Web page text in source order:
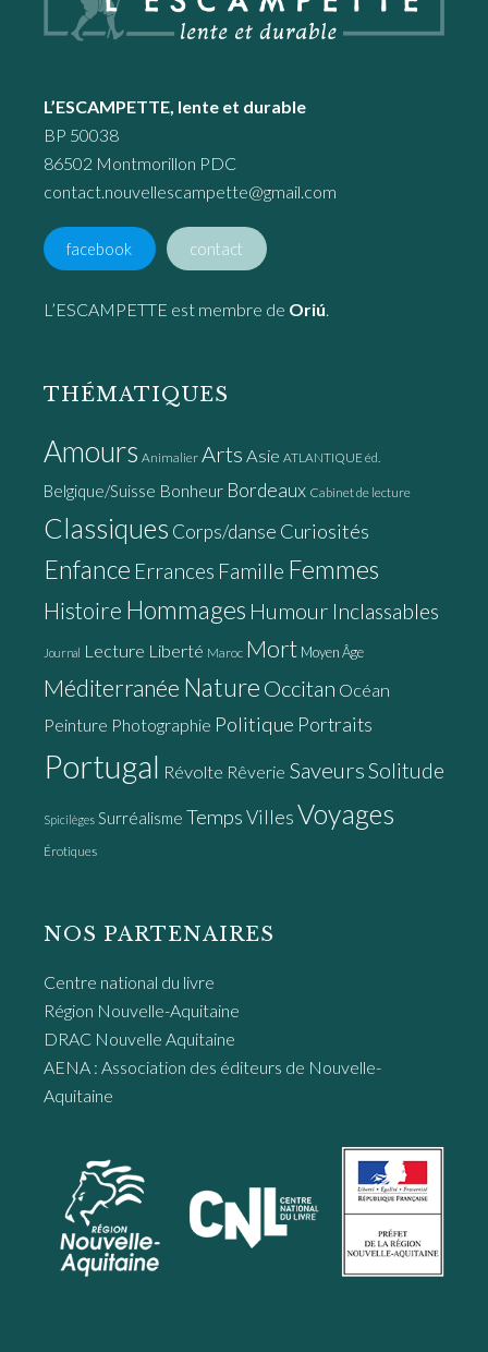
L’ESCAMPETTE, lente et durable
BP 50038
86502 Montmorillon PDC
contact.nouvellescampette@gmail.com
facebook contact
L’ESCAMPETTE est membre de Oriú
THÉMATIQUES
Amours Animalier Arts Asie ATLANTIQUE éd.
Belgique/Suisse Bonheur Bordeaux Cabinet de lecture
Classiques Corps/danse Curiosités
Enfance Errances Famille Femmes
Histoire Hommages Humour Inclassables
Journal Lecture Liberté Maroc Mort Moyen Âge
Méditerranée Nature Occitan Océan
Peinture Photographie Politique Portraits
Portugal Révolte Rêverie Saveurs Solitude
Spicilèges Surréalisme TempsVillesVoyages
Érotiques
NOS PARTENAIRES
Centre national du livre
Région Nouvelle-Aquitaine
DRAC Nouvelle Aquitaine
AENA : Association des éditeurs de Nouvelle-
Aquitaine